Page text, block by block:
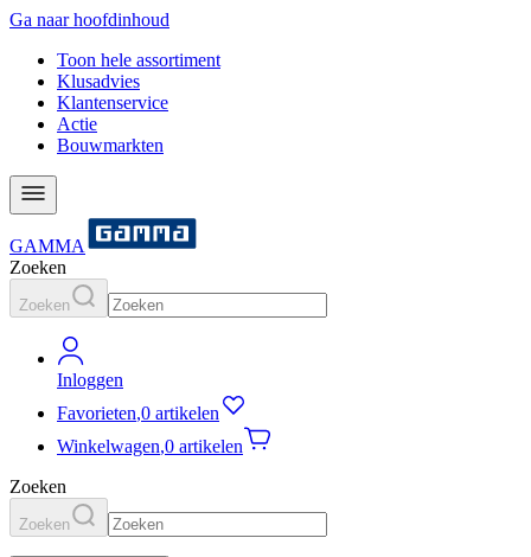
Ga naar hoofdinhoud
Toon hele assortiment
Klusadvies
Klantenservice
Actie
Bouwmarkten
GAMMA
Zoeken
Zoeken
Inloggen
Favorieten,0 artikelen
Winkelwagen,0 artikelen
Zoeken
Zoeken